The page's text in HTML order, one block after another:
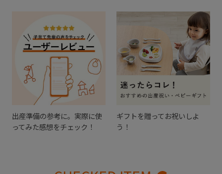
出産準備の参考に。実際に使
ってみた感想をチェック！
ギフトを贈ってお祝いしよ
う！